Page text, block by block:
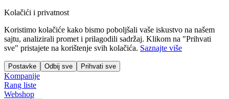
Kolačići i privatnost
Koristimo kolačiće kako bismo poboljšali vaše iskustvo na našem
sajtu, analizirali promet i prilagodili sadržaj. Klikom na "Prihvati
sve" pristajete na korištenje svih kolačića. Saznajte više
Postavke Odbij sve Prihvati sve
Kompanije
Rang liste
Webshop